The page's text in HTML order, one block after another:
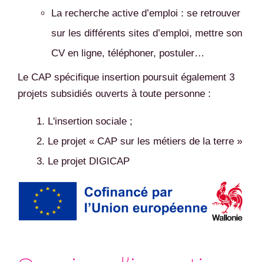
La recherche active d’emploi : se retrouver
sur les différents sites d’emploi, mettre son
CV en ligne, téléphoner, postuler…
Le CAP spécifique insertion poursuit également 3
projets subsidiés ouverts à toute personne :
L'insertion sociale ;
Le projet « CAP sur les métiers de la terre »
Le projet DIGICAP